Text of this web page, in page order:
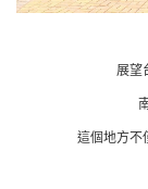
展望
這個地方不